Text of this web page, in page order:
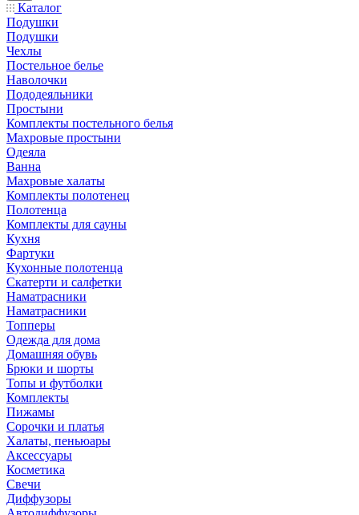
Каталог
Подушки
Подушки
Чехлы
Постельное белье
Наволочки
Пододеяльники
Простыни
Комплекты постельного белья
Махровые простыни
Одеяла
Ванна
Махровые халаты
Комплекты полотенец
Полотенца
Комплекты для сауны
Кухня
Фартуки
Кухонные полотенца
Скатерти и салфетки
Наматрасники
Наматрасники
Топперы
Одежда для дома
Домашняя обувь
Брюки и шорты
Топы и футболки
Комплекты
Пижамы
Сорочки и платья
Халаты, пеньюары
Аксессуары
Косметика
Свечи
Диффузоры